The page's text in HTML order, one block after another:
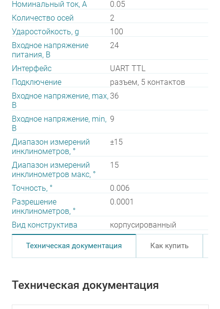
Номинальный ток, А
0.05
Количество осей
2
Ударостойкость, g
100
Входное напряжение
питания, В
24
Интерфейс
UART TTL
Подключение
разъем, 5 контактов
Входное напряжение, max,
В
36
Входное напряжение, min,
В
9
Диапазон измерений
инклинометров, °
±15
Диапазон измерений
инклинометров макс, °
15
Точность, °
0.006
Разрешение
инклинометров, °
0.0001
Вид конструктива корпусированный
Техническая документация Как купить
Техническая документация